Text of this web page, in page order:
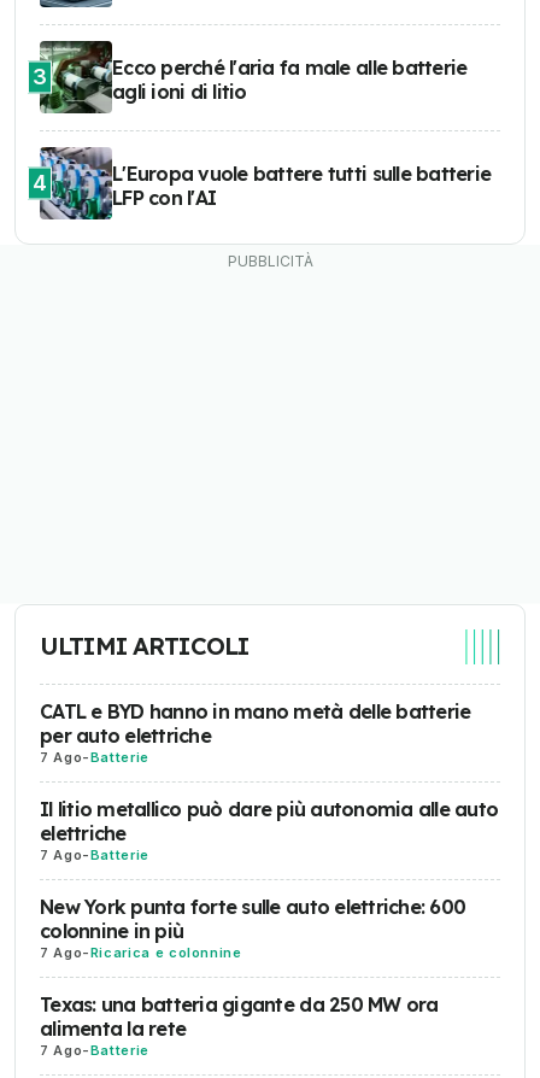
3
Ecco perché l'aria fa male alle batterie
agli ioni di litio
4
L'Europa vuole battere tutti sulle batterie
LFP con l'AI
ULTIMI ARTICOLI
CATL e BYD hanno in mano metà delle batterie
per auto elettriche
7 Ago-Batterie
Il litio metallico può dare più autonomia alle auto
elettriche
7 Ago-Batterie
New York punta forte sulle auto elettriche: 600
colonnine in più
7 Ago-Ricarica e colonnine
Texas: una batteria gigante da 250 MW ora
alimenta la rete
7 Ago-Batterie